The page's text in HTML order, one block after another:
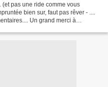
(et pas une ride comme vous
bien sur, faut pas rêver - ....
Un grand merci à